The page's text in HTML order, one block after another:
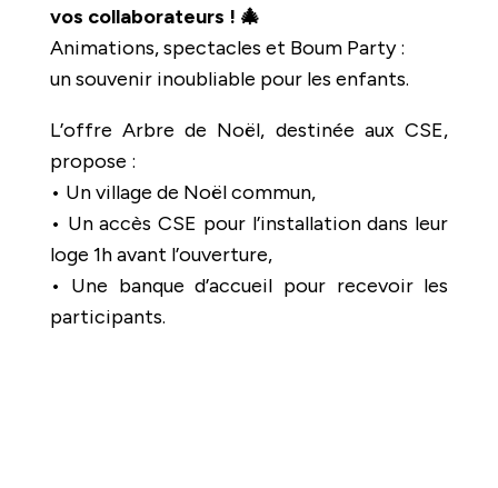
vos collaborateurs ! 🎄
Animations, spectacles et Boum Party :
un souvenir inoubliable pour les enfants.
L’offre Arbre de Noël, destinée aux CSE,
propose :
• Un village de Noël commun,
• Un accès CSE pour l’installation dans leur
loge 1h avant l’ouverture,
• Une banque d’accueil pour recevoir les
participants.